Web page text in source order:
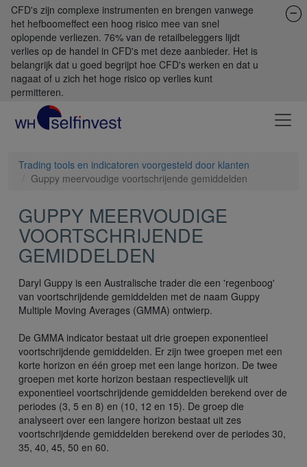
CFD's zijn complexe instrumenten en brengen vanwege
het hefboomeffect een hoog risico mee van snel
oplopende verliezen. 76% van de retailbeleggers lijdt
verlies op de handel in CFD's met deze aanbieder. Het is
belangrijk dat u goed begrijpt hoe CFD's werken en dat u
nagaat of u zich het hoge risico op verlies kunt
permitteren.
Trading tools en indicatoren voorgesteld door klanten
Guppy meervoudige voortschrijende gemiddelden
GUPPY MEERVOUDIGE
VOORTSCHRIJENDE
GEMIDDELDEN
Daryl Guppy is een Australische trader die een 'regenboog'
van voortschrijdende gemiddelden met de naam Guppy
Multiple Moving Averages (GMMA) ontwierp.
De GMMA indicator bestaat uit drie groepen exponentieel
voortschrijdende gemiddelden. Er zijn twee groepen met een
korte horizon en één groep met een lange horizon. De twee
groepen met korte horizon bestaan respectievelijk uit
exponentieel voortschrijdende gemiddelden berekend over de
periodes (3, 5 en 8) en (10, 12 en 15). De groep die
analyseert over een langere horizon bestaat uit zes
voortschrijdende gemiddelden berekend over de periodes 30,
35, 40, 45, 50 en 60.